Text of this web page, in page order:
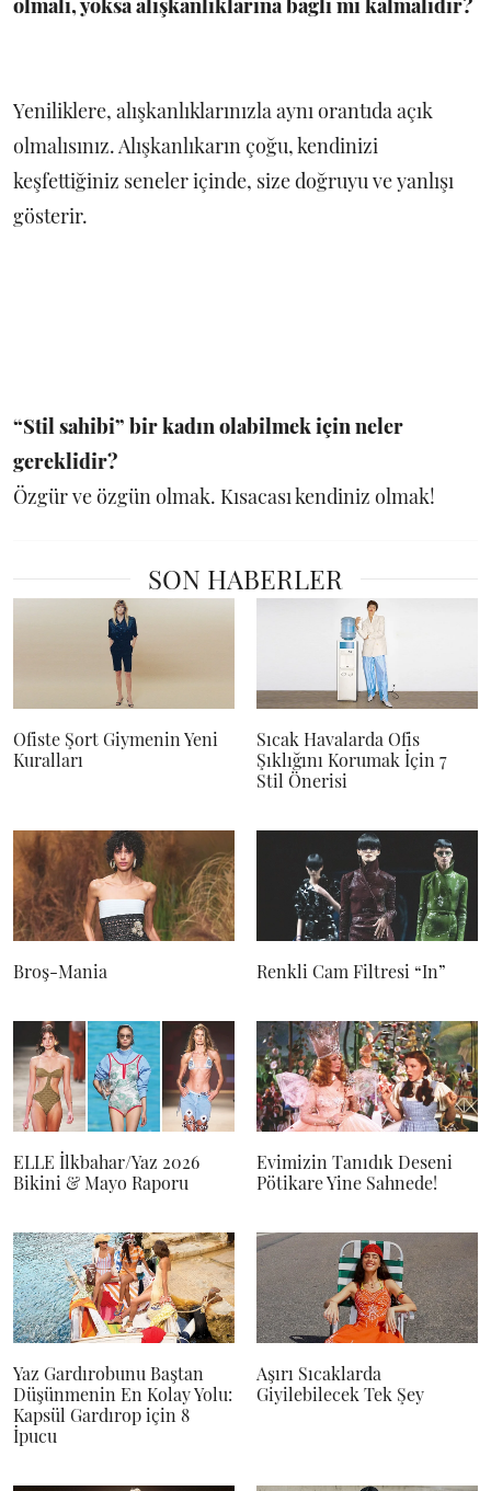
olmalı, yoksa alışkanlıklarına bağlı mı kalmalıdır?
Yeniliklere, alışkanlıklarınızla aynı orantıda açık
olmalısınız. Alışkanlıkarın çoğu, kendinizi
keşfettiğiniz seneler içinde, size doğruyu ve yanlışı
gösterir.
“Stil sahibi” bir kadın olabilmek için neler
gereklidir?
Özgür ve özgün olmak. Kısacası kendiniz olmak!
SON HABERLER
Ofiste Şort Giymenin Yeni
Kuralları
Sıcak Havalarda Ofis
Şıklığını Korumak İçin 7
Stil Önerisi
Broş-Mania Renkli Cam Filtresi “In”
ELLE İlkbahar/Yaz 2026
Bikini & Mayo Raporu
Evimizin Tanıdık Deseni
Pötikare Yine Sahnede!
Yaz Gardırobunu Baştan
Düşünmenin En Kolay Yolu:
Kapsül Gardırop için 8
İpucu
Aşırı Sıcaklarda
Giyilebilecek Tek Şey